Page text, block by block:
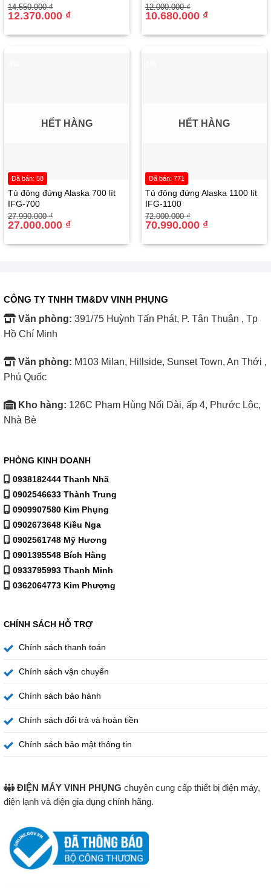
14.550.000₫
Giá
gốc
12.370.000 ₫
Giá
hiện
12.370.000 ₫.
12.000.000₫
Giá
gốc
10.680.000 ₫
Giá
hiện
10.680.000 ₫.
HẾT HÀNG
Tủ đông đứng Alaska 700 lít
IFG-700
27.990.000₫
Giá
gốc
27.000.000 ₫
Giá
hiện
27.000.000 ₫.
Đã bán: 58
HẾT HÀNG
Tủ đông đứng Alaska 1100 lít
IFG-1100
72.000.000₫
Giá
gốc
70.990.000 ₫
Giá
hiện
70.990.000 ₫.
Đã bán: 771
CÔNG TY TNHH TM&DV VINH PHỤNG
Văn phòng: 391/75 Huỳnh Tấn Phát, P. Tân Thuận , Tp
Hồ Chí Minh
Văn phòng: M103 Milan, Hillside, Sunset Town, An Thới ,
Phú Quốc
Kho hàng: 126C Phạm Hùng Nối Dài, ấp 4, Phước Lộc,
Nhà Bè
PHÒNG KINH DOANH
0938182444 Thanh Nhã
0902546633 Thành Trung
0909907580 Kim Phụng
0902673648 Kiều Nga
0902561748 Mỹ Hương
0901395548 Bích Hằng
0933795993 Thanh Minh
0362064773 Kim Phượng
CHÍNH SÁCH HỖ TRỢ
Chính sách thanh toán
Chính sách vận chuyển
Chính sách bảo hành
Chính sách đổi trả và hoàn tiền
Chính sách bảo mật thông tin
ĐIỆN MÁY VINH PHỤNG chuyên cung cấp thiết bị điện máy,
điện lạnh và điện gia dụng chính hãng.